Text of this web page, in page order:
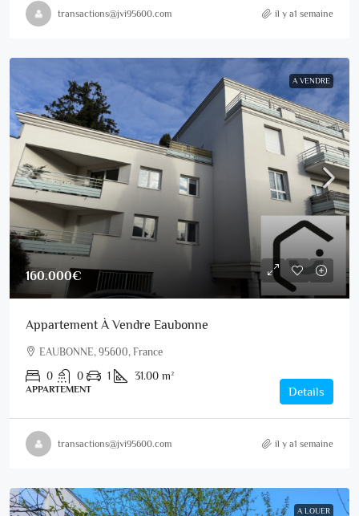
transactions@jvi95600.com il y a1 semaine
A VENDRE
160.000€
Appartement À Vendre Eaubonne
EAUBONNE, 95600, France
0 0 1 31.00 m²
APPARTEMENT Details
transactions@jvi95600.com il y a1 semaine
A LOUER